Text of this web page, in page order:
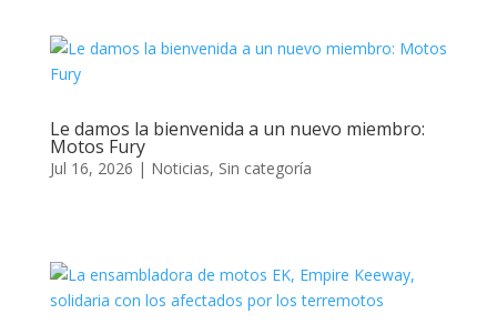
Le damos la bienvenida a un nuevo miembro:
Motos Fury
Jul 16, 2026 | Noticias, Sin categoría